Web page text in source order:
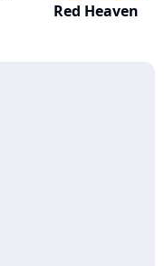
Red Heaven